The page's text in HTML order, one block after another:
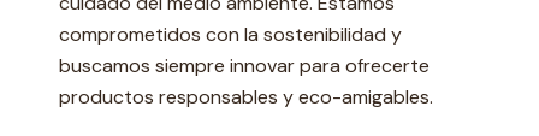
comprometidos con la sostenibilidad y
buscamos siempre innovar para ofrecerte
productos responsables y eco-amigables.